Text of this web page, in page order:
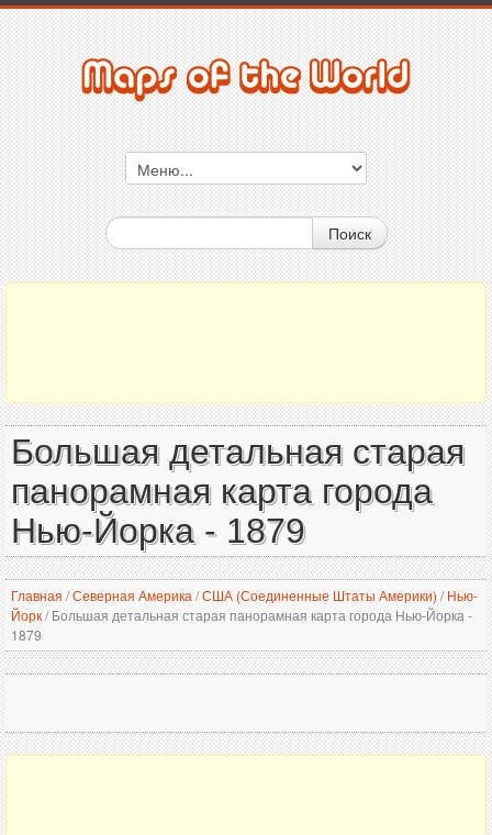
Поиск
Большая детальная старая
панорамная карта города
Нью-Йорка - 1879
Главная /Северная Америка /США (Соединенные Штаты Америки) / Нью-
Йорк/Большая детальная старая панорамная карта города Нью-Йорка -
1879